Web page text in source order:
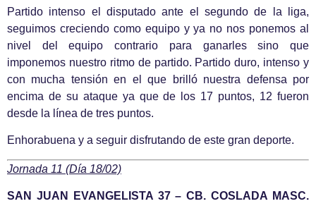
Partido intenso el disputado ante el segundo de la liga,
seguimos creciendo como equipo y ya no nos ponemos al
nivel del equipo contrario para ganarles sino que
imponemos nuestro ritmo de partido. Partido duro, intenso y
con mucha tensión en el que brilló nuestra defensa por
encima de su ataque ya que de los 17 puntos, 12 fueron
desde la línea de tres puntos.
Enhorabuena y a seguir disfrutando de este gran deporte.
Jornada 11 (Día 18/02)
SAN JUAN EVANGELISTA 37 – CB. COSLADA MASC.